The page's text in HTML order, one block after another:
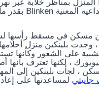
المنزل بمناظر خلابة
في مسقط رأسها
، وجدت بلينكين منزل
على الشعور وكأنها
، لكنها تعترف
، لجأت بلينكين إلى
لمساعدتها على